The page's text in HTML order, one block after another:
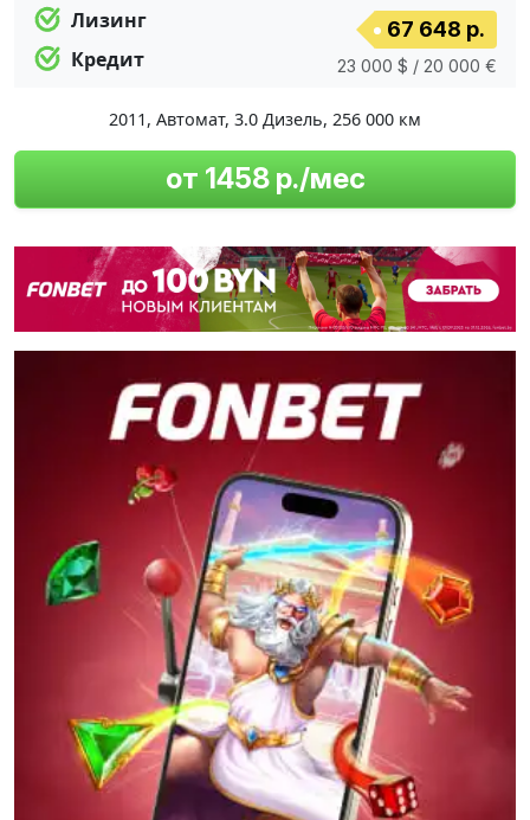
Лизинг
Кредит
67 648 р.
23 000 $ / 20 000 €
2011, Автомат, 3.0 Дизель, 256 000 км
от 1458 р./мес